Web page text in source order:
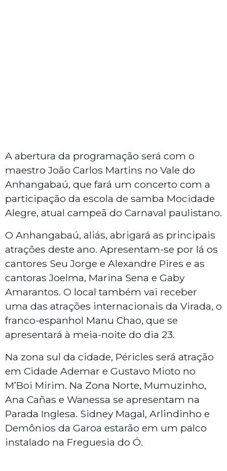
A abertura da programação será com o
maestro João Carlos Martins no Vale do
Anhangabaú, que fará um concerto com a
participação da escola de samba Mocidade
Alegre, atual campeã do Carnaval paulistano.
O Anhangabaú, aliás, abrigará as principais
atrações deste ano. Apresentam-se por lá os
cantores Seu Jorge e Alexandre Pires e as
cantoras Joelma, Marina Sena e Gaby
Amarantos. O local também vai receber
uma das atrações internacionais da Virada, o
franco-espanhol Manu Chao, que se
apresentará à meia-noite do dia 23.
Na zona sul da cidade, Péricles será atração
em Cidade Ademar e Gustavo Mioto no
M’Boi Mirim. Na Zona Norte, Mumuzinho,
Ana Cañas e Wanessa se apresentam na
Parada Inglesa. Sidney Magal, Arlindinho e
Demônios da Garoa estarão em um palco
instalado na Freguesia do Ó.